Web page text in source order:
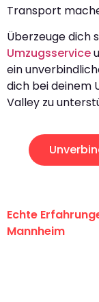
Transport
Überzeuge dich
Umzugsservice
ein
dich bei deinem
Valley zu
Echte
Mannheim